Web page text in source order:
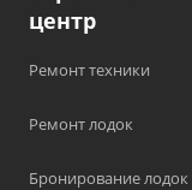
центр
Ремонт техники
Ремонт лодок
Бронирование лодок